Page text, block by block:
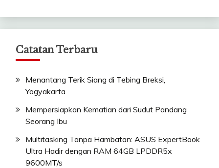
Catatan Terbaru
Menantang Terik Siang di Tebing Breksi,
Yogyakarta
Mempersiapkan Kematian dari Sudut Pandang
Seorang Ibu
Multitasking Tanpa Hambatan: ASUS ExpertBook
Ultra Hadir dengan RAM 64GB LPDDR5x
9600MT/s